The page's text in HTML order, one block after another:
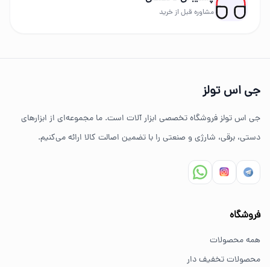
برندهای حرفه‌ای عرضه می‌شود.
ضمانت اصالت کالا
مشاوره تخصصی خرید ابزار
برای کارهای خانگی معمولاً ابزارهای سبک مانند دریل شارژی،
مشاوره قبل از خرید
جی اس تولز
جی اس تولز فروشگاه تخصصی ابزار آلات است. ما مجموعه‌ای از ابزارهای
دستی، برقی، شارژی و صنعتی را با تضمین اصالت کالا ارائه می‌کنیم.
فروشگاه
همه محصولات
محصولات تخفیف دار